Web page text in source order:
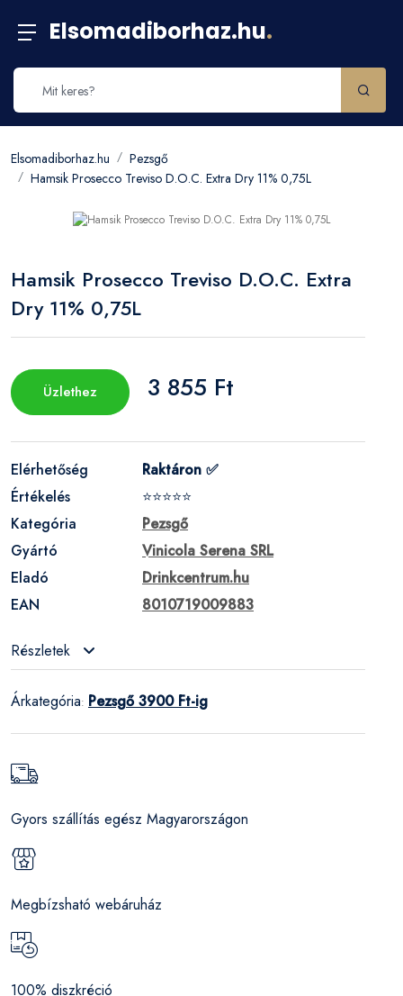
Elsomadiborhaz.hu.
Elsomadiborhaz.hu
Pezsgő
Hamsik Prosecco Treviso D.O.C. Extra Dry 11% 0,75L
Hamsik Prosecco Treviso D.O.C. Extra
Dry 11% 0,75L
Üzlethez 3 855 Ft
Elérhetőség
Raktáron ✅
Értékelés
⭐⭐⭐⭐⭐
Kategória
Pezsgő
Gyártó
Vinicola Serena SRL
Eladó
Drinkcentrum.hu
EAN
8010719009883
Részletek
Árkategória: Pezsgő 3900 Ft-ig
Gyors szállítás egész Magyarországon
Megbízsható webáruház
100% diszkréció